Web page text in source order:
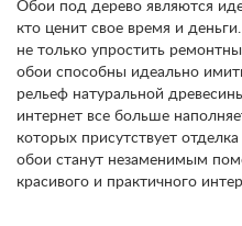
Обои под дерево являются
кто ценит свое время и
не только упростить
обои способны идеально
рельеф натуральной
интернет все больше
которых присутствует
обои станут незаменимым
красивого и практичного